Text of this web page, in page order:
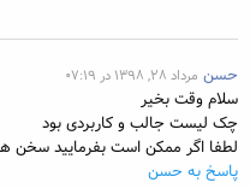
حسن مرداد ۲۸, ۱۳۹۸ در ۰۷:۱۹
سلام وقت بخیر
چک لیست جالب و کاربردی بود
لطفا اگر ممکن است بفرمایید سخن
پاسخ به حسن